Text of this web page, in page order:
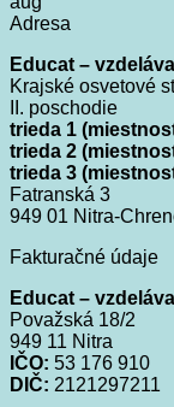
Adresa
Educat –
Krajské osvetové
II. poschodie
trieda 1
trieda 2
trieda 3
Fatranská 3
949 01 Nitra-
Fakturačné údaje
Educat –
Považská 18/2
949 11 Nitra
IČO: 53 176 910
DIČ: 2121297211